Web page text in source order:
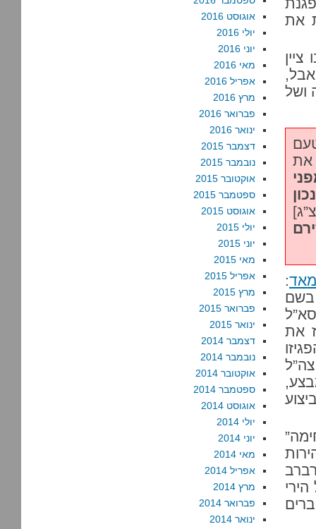
את
ושל
את
:
בשם
את
אוגוסט 2016
יולי 2016
יוני 2016
מאי 2016
אפריל 2016
מרץ 2016
פברואר 2016
ינואר 2016
דצמבר 2015
נובמבר 2015
אוקטובר 2015
ספטמבר 2015
אוגוסט 2015
יולי 2015
יוני 2015
מאי 2015
אפריל 2015
מרץ 2015
פברואר 2015
ינואר 2015
דצמבר 2014
נובמבר 2014
אוקטובר 2014
ספטמבר 2014
אוגוסט 2014
יולי 2014
יוני 2014
מאי 2014
אפריל 2014
מרץ 2014
פברואר 2014
ינואר 2014